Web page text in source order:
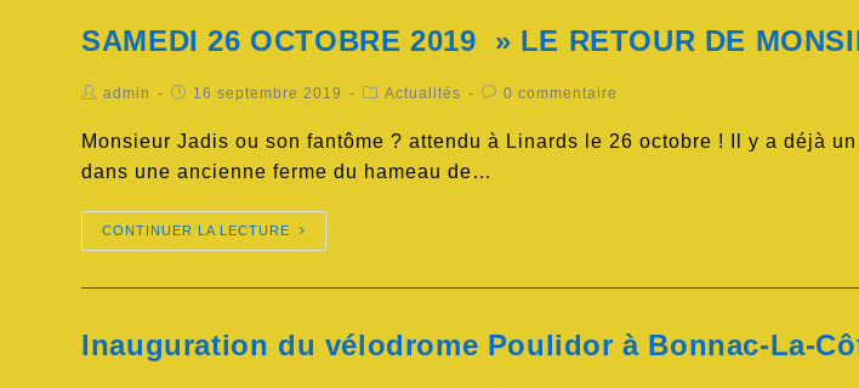
SAMEDI 26 OCTOBRE 2019 » LE RETOUR DE
admin 16 septembre 2019 Actualités 0 commentaire
Monsieur Jadis ou son fantôme ? attendu à Linards le 26 octobre ! Il y a déjà
dans une ancienne ferme du hameau de…
CONTINUER LA LECTURE
Inauguration du vélodrome Poulidor à Bonnac-La-